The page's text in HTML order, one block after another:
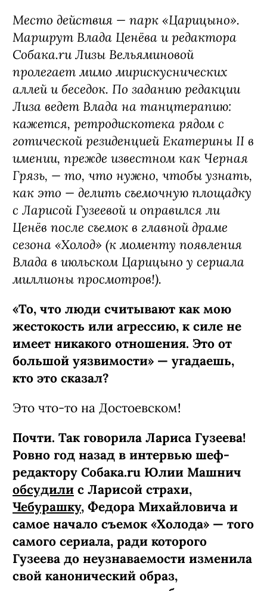
Место действия — парк «Царицыно».
Маршрут Влада Ценёва и редактора
Собака.ru Лизы Вельяминовой
пролегает мимо мирискуснических
аллей и беседок. По заданию редакции
Лиза ведет Влада на танцтерапию:
кажется, ретродискотека рядом с
готической резиденцией Екатерины II в
имении, прежде известном как Черная
Грязь, — то, что нужно, чтобы узнать,
как это — делить съемочную площадку
с Ларисой Гузеевой и оправился ли
Ценёв после съемок в главной драме
сезона «Холод» (к моменту появления
Влада в июльском Царицыно у сериала
миллионы просмотров!).
«То, что люди считывают как мою
жестокость или агрессию, к силе не
имеет никакого отношения. Это от
большой уязвимости» — угадаешь,
кто это сказал?
Это что-то на Достоевском!
Почти. Так говорила Лариса Гузеева!
Ровно год назад в интервью шеф-
редактору Собака.ru Юлии Машнич
обсудили с Ларисой страхи,
Чебурашку, Федора Михайловича и
самое начало съемок «Холода» — того
самого сериала, ради которого
Гузеева до неузнаваемости изменила
свой канонический образ,